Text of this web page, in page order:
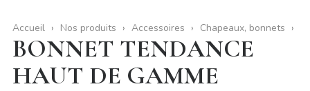
Accueil Nos produits Accessoires Chapeaux, bonnets
BONNET TENDANCE
HAUT DE GAMME